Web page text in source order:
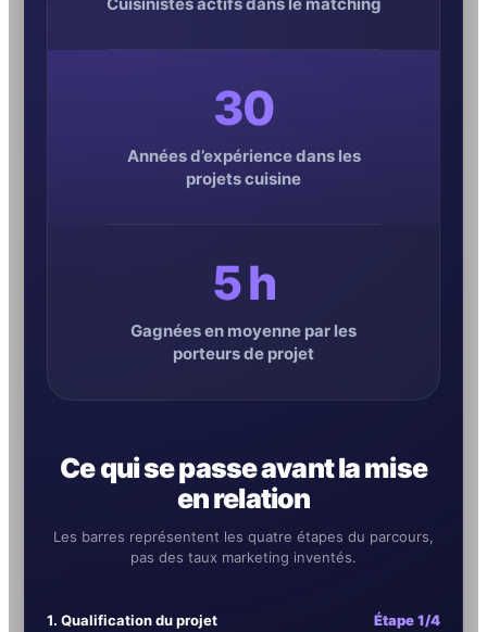
30
Années d’expérience dans les
projets cuisine
5 h
Gagnées en moyenne par les
porteurs de projet
Ce qui se passe avant la mise
en relation
Les barres représentent les quatre étapes du parcours,
pas des taux marketing inventés.
1. Qualification du projet Étape 1/4